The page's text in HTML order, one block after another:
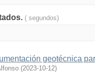
( segundos)
geotécnica
(2023-10-12)